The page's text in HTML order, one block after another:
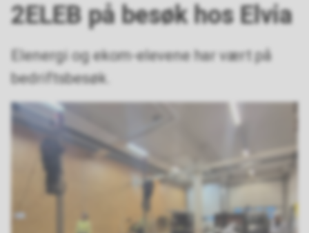
2ELEB på besøk hos Elvia
Elenergi og ekom-elevene har vært på
bedriftsbesøk.